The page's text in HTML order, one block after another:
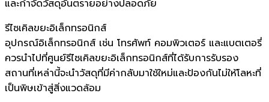
และกำจัดวัสดุอันตรายอย่างปลอดภัย
รีไซเคิลขยะอิเล็กทรอนิกส์
อุปกรณ์อิเล็กทรอนิกส์ เช่น โทรศัพท์ คอมพิวเตอร์ และแบตเตอรี่
ควรนำไปที่ศูนย์รีไซเคิลขยะอิเล็กทรอนิกส์ที่ได้รับการรับรอง
สถานที่เหล่านี้จะนำวัสดุที่มีค่ากลับมาใช้ใหม่และป้องกันไม่ให้โลหะที่
เป็นพิษเข้าสู่สิ่งแวดล้อม